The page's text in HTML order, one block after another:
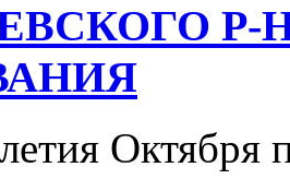
Р-
Октября